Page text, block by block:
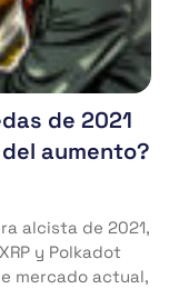
de 2021
aumento?
alcista de 2021,
y Polkadot
mercado actual,